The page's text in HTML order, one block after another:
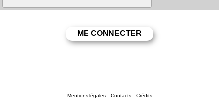
Mentions légales Contacts Crédits